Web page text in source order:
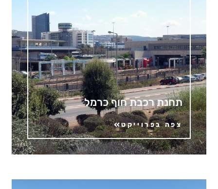
תחנת רכבת חוף כרמל
צפה בפרוייקט